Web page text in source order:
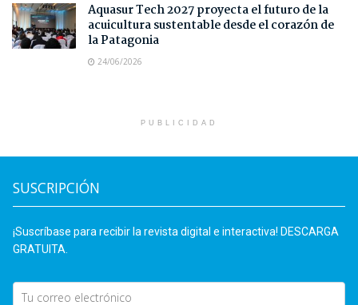
Aquasur Tech 2027 proyecta el futuro de la
acuicultura sustentable desde el corazón de
la Patagonia
24/06/2026
PUBLICIDAD
SUSCRIPCIÓN
¡Suscríbase para recibir la revista digital e interactiva! DESCARGA
GRATUITA.